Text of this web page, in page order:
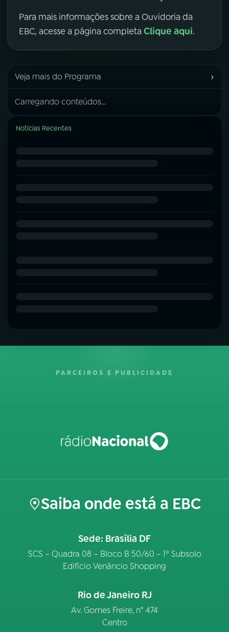
Para mais informações sobre a Ouvidoria da
EBC, acesse a página completa Clique aqui.
Veja mais do Programa ›
Carregando conteúdos...
Notícias Recentes
PARCEIROS E PUBLICIDADE
Saiba onde está a EBC
Sede: Brasília DF
SCS – Quadra 08 – Bloco B 50/60 – 1º Subsolo
Edifício Venâncio Shopping
Rio de Janeiro RJ
Av. Gomes Freire, n° 474
Centro